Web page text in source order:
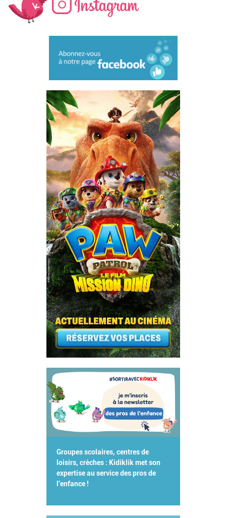
Groupes scolaires, centres de
loisirs, crèches : Kidiklik met son
expertise au service des pros de
l'enfance !